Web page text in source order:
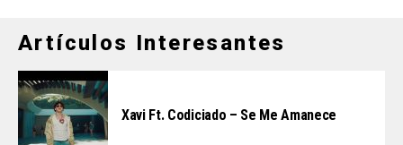
Artículos Interesantes
Xavi Ft. Codiciado – Se Me Amanece